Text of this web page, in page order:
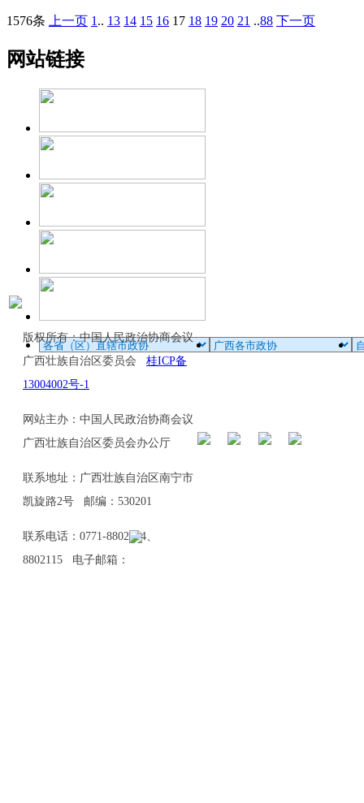
1576条 上一页 1 .. 13 14 15 16 17 18 19 20 21 ..88 下一页
网站链接
版权所有：中国人民政治协商会议
广西壮族自治区委员会 桂ICP备
13004002号-1
网站主办：中国人民政治协商会议
广西壮族自治区委员会办公厅
联系地址：广西壮族自治区南宁市
凯旋路2号 邮编：530201
联系电话：0771-8802114、
8802115 电子邮箱：